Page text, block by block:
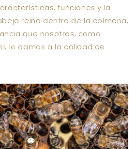
funciones y la
reina dentro de la colmena,
que nosotros, como
le damos a la calidad de